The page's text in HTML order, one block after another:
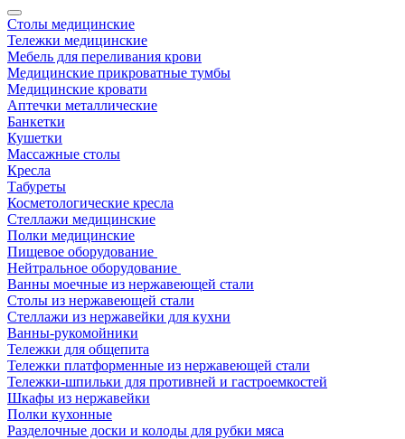
Столы медицинские
Тележки медицинские
Мебель для переливания крови
Медицинские прикроватные тумбы
Медицинские кровати
Аптечки металлические
Банкетки
Кушетки
Массажные столы
Кресла
Табуреты
Косметологические кресла
Стеллажи медицинские
Полки медицинские
Пищевое оборудование
Нейтральное оборудование
Ванны моечные из нержавеющей стали
Столы из нержавеющей стали
Стеллажи из нержавейки для кухни
Ванны-рукомойники
Тележки для общепита
Тележки платформенные из нержавеющей стали
Тележки-шпильки для противней и гастроемкостей
Шкафы из нержавейки
Полки кухонные
Разделочные доски и колоды для рубки мяса